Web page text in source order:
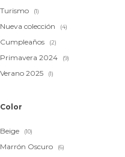
Turismo (1)
Nueva colección (4)
Cumpleaños (2)
Primavera 2024 (9)
Verano 2025 (1)
Color
Beige (10)
Marrón Oscuro (6)